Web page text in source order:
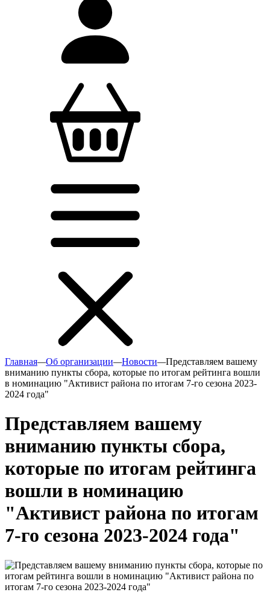
Главная—Об организации—Новости—Представляем вашему
вниманию пункты сбора, которые по итогам рейтинга вошли
в номинацию "Активист района по итогам 7-го сезона 2023-
2024 года"
Представляем вашему
вниманию пункты сбора,
которые по итогам рейтинга
вошли в номинацию
"Активист района по итогам
7-го сезона 2023-2024 года"